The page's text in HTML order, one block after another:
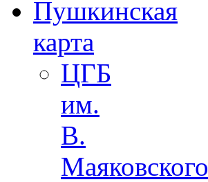
Пушкинская
карта
ЦГБ
им.
В.
Маяковского